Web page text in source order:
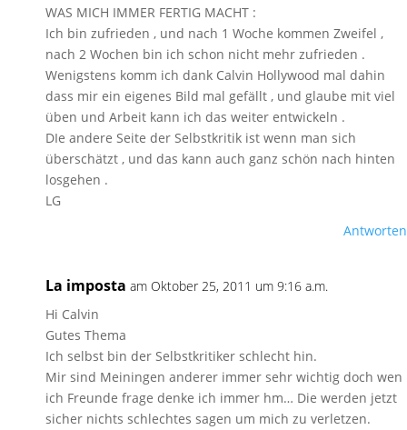
WAS MICH IMMER FERTIG MACHT :
Ich bin zufrieden , und nach 1 Woche kommen Zweifel ,
nach 2 Wochen bin ich schon nicht mehr zufrieden .
Wenigstens komm ich dank Calvin Hollywood mal dahin
dass mir ein eigenes Bild mal gefällt , und glaube mit viel
üben und Arbeit kann ich das weiter entwickeln .
DIe andere Seite der Selbstkritik ist wenn man sich
überschätzt , und das kann auch ganz schön nach hinten
losgehen .
LG
Antworten
La imposta am Oktober 25, 2011 um 9:16 a.m.
Hi Calvin
Gutes Thema
Ich selbst bin der Selbstkritiker schlecht hin.
Mir sind Meiningen anderer immer sehr wichtig doch wen
ich Freunde frage denke ich immer hm… Die werden jetzt
sicher nichts schlechtes sagen um mich zu verletzen.